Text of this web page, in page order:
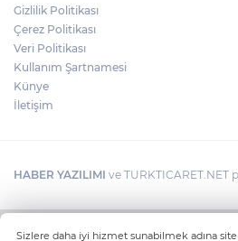
Gizlilik Politikası
Çerez Politikası
Veri Politikası
Kullanım Şartnamesi
Künye
İletişim
HABER YAZILIMI ve TURKTICARET.NET
Sizlere daha iyi hizmet sunabilmek adına